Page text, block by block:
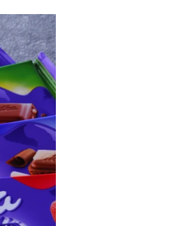
příběh, fotografie,